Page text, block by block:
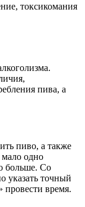
токсикомания
пива, а
пиво, а также
одно
больше. Со
указать точный
время.